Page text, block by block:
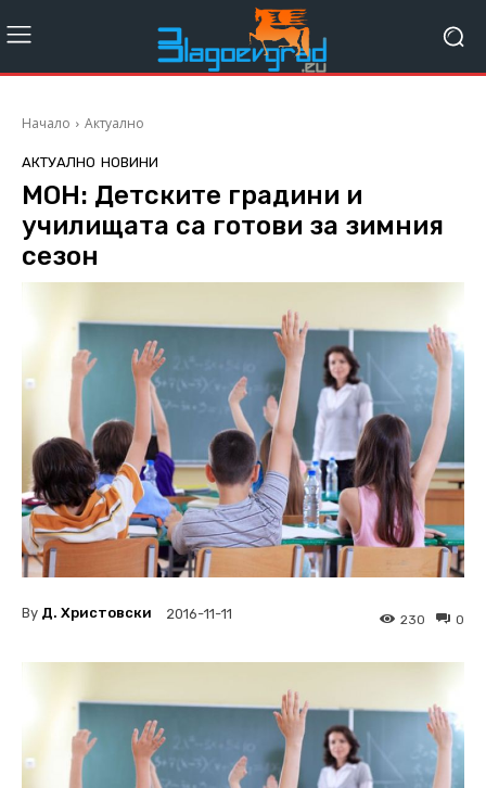
Начало Актуално
АКТУАЛНО НОВИНИ
МОН: Детските градини и
училищата са готови за зимния
сезон
By Д. Христовски 2016-11-11 0
230